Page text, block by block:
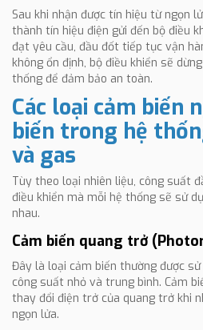
Sau khi nhận được tín hiệu từ ngọn
thành tín hiệu điện gửi đến bộ điều
đạt yêu cầu, đầu đốt tiếp tục vận
không ổn định, bộ điều khiển sẽ
thống để đảm bảo an toàn.
Các loại cảm biến
biến trong hệ
và gas
Tùy theo loại nhiên liệu, công suất
điều khiển mà mỗi hệ thống sẽ sử
nhau.
Cảm biến quang trở
Đây là loại cảm biến thường được
công suất nhỏ và trung bình. Cảm
thay đổi điện trở của quang trở khi
ngọn lửa.